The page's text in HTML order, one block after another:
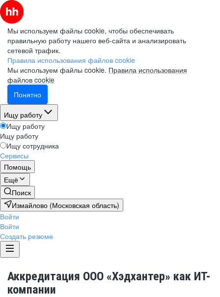
Мы используем файлы cookie, чтобы обеспечивать
правильную работу нашего веб-сайта и анализировать
сетевой трафик.
Правила использования файлов cookie
Мы используем файлы cookie. Правила использования
файлов cookie
Понятно
Ищу работу
Ищу работу
Ищу работу
Ищу сотрудника
Сервисы
Помощь
Ещё
Поиск
Измайлово (Московская область)
Войти
Войти
Создать резюме
Аккредитация ООО «Хэдхантер» как ИТ-
компании